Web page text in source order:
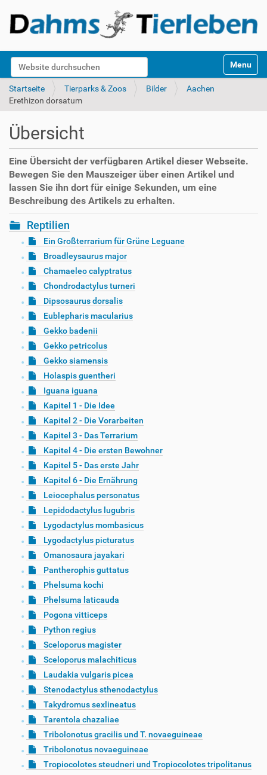
Website durchsuchen
k
Toggle
Startseite Tierparks & Zoos Bilder
Aachen
Erethizon dorsatum
Übersicht
Eine Übersicht der verfügbaren Artikel dieser Webseite.
Bewegen Sie den Mauszeiger über einen Artikel und
lassen Sie ihn dort für einige Sekunden, um eine
Beschreibung des Artikels zu erhalten.
Reptilien
Ein Großterrarium für Grüne Leguane
Broadleysaurus major
Chamaeleo calyptratus
Chondrodactylus turneri
Dipsosaurus dorsalis
Eublepharis macularius
Gekko badenii
Gekko petricolus
Gekko siamensis
Holaspis guentheri
Iguana iguana
Kapitel 1 - Die Idee
Kapitel 2 - Die Vorarbeiten
Kapitel 3 - Das Terrarium
Kapitel 4 - Die ersten Bewohner
Kapitel 5 - Das erste Jahr
Kapitel 6 - Die Ernährung
Leiocephalus personatus
Lepidodactylus lugubris
Lygodactylus mombasicus
Lygodactylus picturatus
Omanosaura jayakari
Pantherophis guttatus
Phelsuma kochi
Phelsuma laticauda
Pogona vitticeps
Python regius
Sceloporus magister
Sceloporus malachiticus
Laudakia vulgaris picea
Stenodactylus sthenodactylus
Takydromus sexlineatus
Tarentola chazaliae
Tribolonotus gracilis und T. novaeguineae
Tribolonotus novaeguineae
Tropiocolotes steudneri und Tropiocolotes tripolitanus